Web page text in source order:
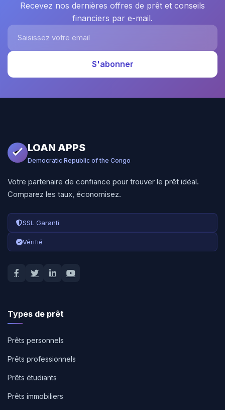
Recevez nos dernières offres de prêt et conseils
financiers par e-mail.
Saisissez votre email
S'abonner
LOAN APPS
Democratic Republic of the Congo
Votre partenaire de confiance pour trouver le prêt idéal.
Comparez les taux, économisez.
SSL Garanti
Vérifié
Types de prêt
Prêts personnels
Prêts professionnels
Prêts étudiants
Prêts immobiliers